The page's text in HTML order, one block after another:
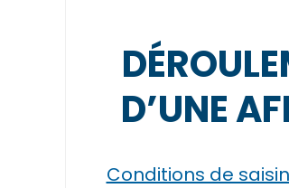
D’UNE
Conditions de